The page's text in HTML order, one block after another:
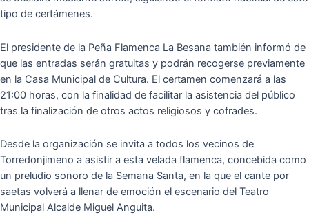
tipo de certámenes.
El presidente de la Peña Flamenca La Besana también informó de
que las entradas serán gratuitas y podrán recogerse previamente
en la Casa Municipal de Cultura. El certamen comenzará a las
21:00 horas, con la finalidad de facilitar la asistencia del público
tras la finalización de otros actos religiosos y cofrades.
Desde la organización se invita a todos los vecinos de
Torredonjimeno a asistir a esta velada flamenca, concebida como
un preludio sonoro de la Semana Santa, en la que el cante por
saetas volverá a llenar de emoción el escenario del Teatro
Municipal Alcalde Miguel Anguita.